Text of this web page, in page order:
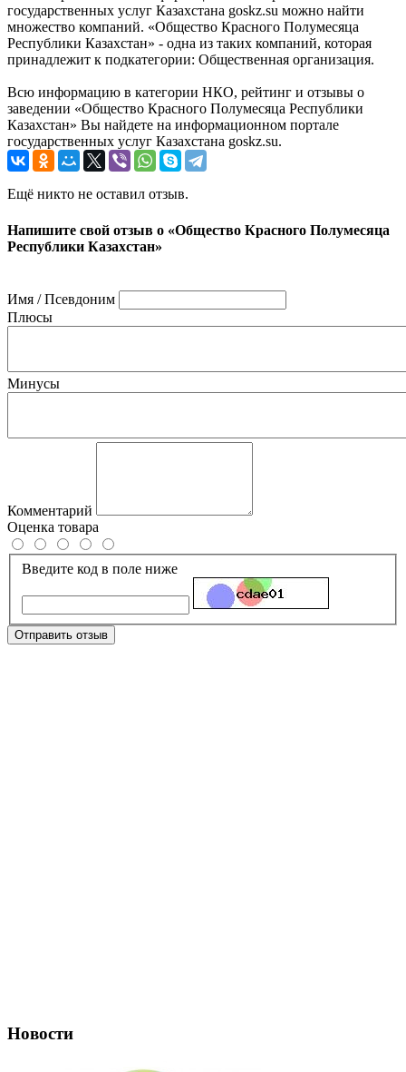
государственных услуг Казахстана goskz.su можно найти
множество компаний. «Общество Красного Полумесяца
Республики Казахстан» - одна из таких компаний, которая
принадлежит к подкатегории: Общественная организация.
Всю информацию в категории НКО, рейтинг и отзывы о
заведении «Общество Красного Полумесяца Республики
Казахстан» Вы найдете на информационном портале
государственных услуг Казахстана goskz.su.
Ещё никто не оставил отзыв.
Напишите свой отзыв о «Общество Красного Полумесяца
Республики Казахстан»
Имя / Псевдоним
Плюсы
Минусы
Комментарий
Оценка товара
Введите код в поле ниже
Отправить отзыв
Новости